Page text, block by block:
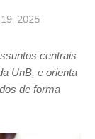
2025
centrais
UnB, e orienta
de forma